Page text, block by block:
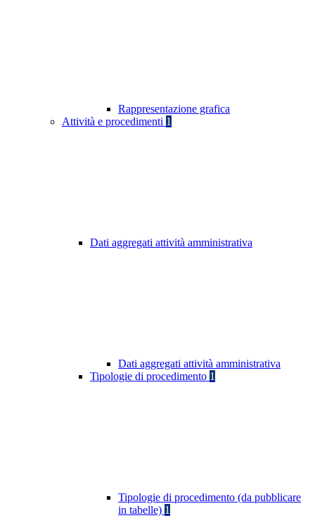
Rappresentazione grafica
Attività e procedimenti 1
Dati aggregati attività amministrativa
Dati aggregati attività amministrativa
Tipologie di procedimento 1
Tipologie di procedimento (da pubblicare
in tabelle) 1